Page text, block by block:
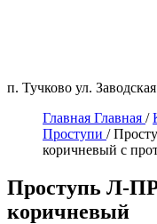
п. Тучково ул.
Главная Главная /
Проступи /
коричневый с
Проступь Л-
коричневый